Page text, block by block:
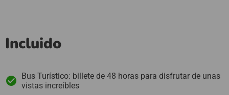
Incluido
Bus Turístico: billete de 48 horas para disfrutar de unas
vistas increíbles